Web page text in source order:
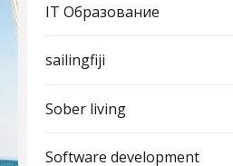
IT Образование
sailingfiji
Sober living
Software development